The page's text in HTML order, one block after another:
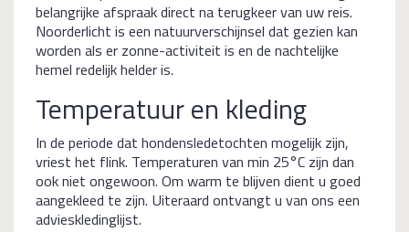
belangrijke afspraak direct na terugkeer van uw reis.
Noorderlicht is een natuurverschijnsel dat gezien kan
worden als er zonne-activiteit is en de nachtelijke
hemel redelijk helder is.
Temperatuur en kleding
In de periode dat hondensledetochten mogelijk zijn,
vriest het flink. Temperaturen van min 25°C zijn dan
ook niet ongewoon. Om warm te blijven dient u goed
aangekleed te zijn. Uiteraard ontvangt u van ons een
advieskledinglijst.